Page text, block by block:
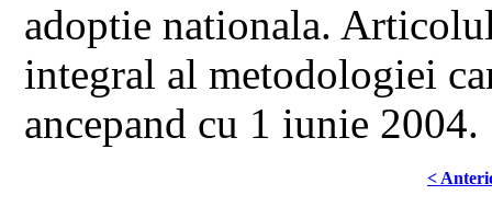
adoptie nationala.
integral al metodologiei
ancepand cu 1 iunie 2004.
<